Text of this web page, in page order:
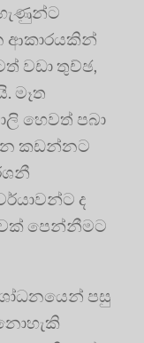
ආකාරයකින්
වඩා තුච්ඡ,
මෑත
හෙවත් පබා
කඩන්නට
ද
පෙන්නීමට
පසු